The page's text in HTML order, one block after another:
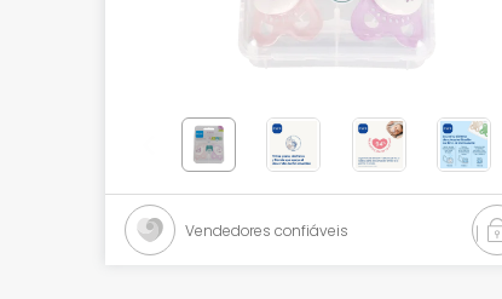
Cosmética natural
Promoções
Vendedores confiáveis